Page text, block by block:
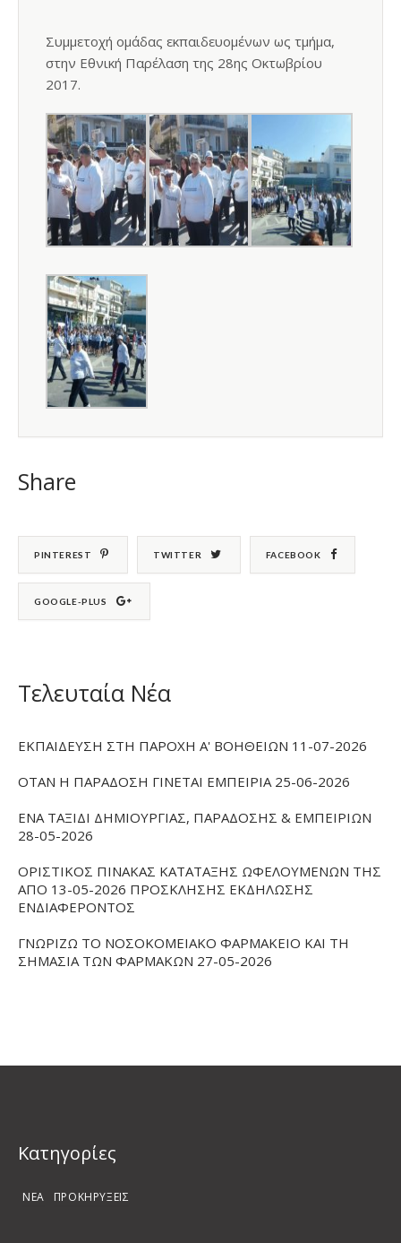
Συμμετοχή ομάδας εκπαιδευομένων ως τμήμα,
στην Εθνική Παρέλαση της 28ης Οκτωβρίου
2017.
Share
PINTEREST TWITTER FACEBOOK
GOOGLE-PLUS
Τελευταία Νέα
ΕΚΠΑΙΔΕΥΣΗ ΣΤΗ ΠΑΡΟΧΗ Α' ΒΟΗΘΕΙΩΝ 11-07-2026
ΟΤΑΝ Η ΠΑΡΑΔΟΣΗ ΓΙΝΕΤΑΙ ΕΜΠΕΙΡΙΑ 25-06-2026
ΕΝΑ ΤΑΞΙΔΙ ΔΗΜΙΟΥΡΓΙΑΣ, ΠΑΡΑΔΟΣΗΣ & ΕΜΠΕΙΡΙΩΝ
28-05-2026
ΟΡΙΣΤΙΚΟΣ ΠΙΝΑΚΑΣ ΚΑΤΑΤΑΞΗΣ ΩΦΕΛΟΥΜΕΝΩΝ ΤΗΣ
ΑΠΟ 13-05-2026 ΠΡΟΣΚΛΗΣΗΣ ΕΚΔΗΛΩΣΗΣ
ΕΝΔΙΑΦΕΡΟΝΤΟΣ
ΓΝΩΡΙΖΩ ΤΟ ΝΟΣΟΚΟΜΕΙΑΚΟ ΦΑΡΜΑΚΕΙΟ ΚΑΙ ΤΗ
ΣΗΜΑΣΙΑ ΤΩΝ ΦΑΡΜΑΚΩΝ 27-05-2026
Kατηγορίες
ΝΕΑ ΠΡΟΚΗΡΥΞΕΙΣ